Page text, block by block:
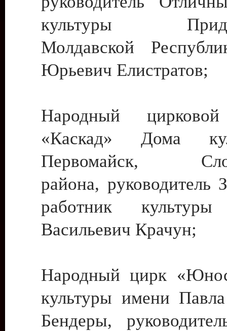
культуры
Молдавской
Юрьевич Елистратов;
Народный цирковой
«Каскад» Дома
Первомайск,
района, руководитель
работник культуры
Васильевич Крачун;
Народный цирк
культуры имени
Бендеры,